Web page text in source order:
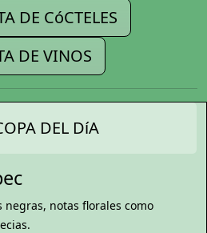
DE CóCTELES
DE VINOS
DEL DíA
negras, notas florales como